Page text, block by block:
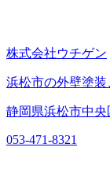
株式会社ウチゲン
浜松市の外壁塗
静岡県浜松市中央
053-471-8321